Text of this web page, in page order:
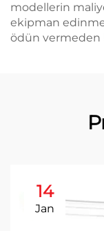
modellerin
ekipman
ödün vermeden
14
Jan